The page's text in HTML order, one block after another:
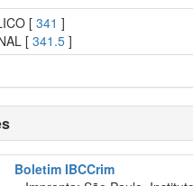
[341 ]
[341.5 ]
Boletim IBCCrim